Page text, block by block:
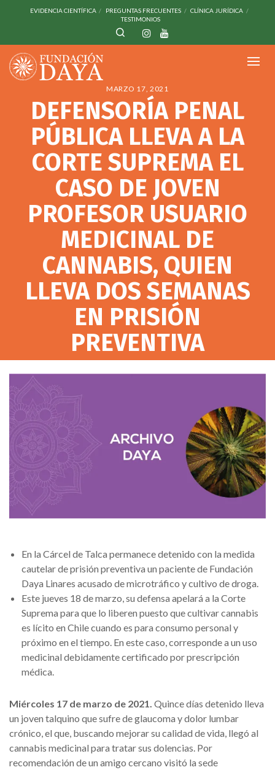
EVIDENCIA CIENTÍFICA PREGUNTAS FRECUENTES
CLÍNICA JURÍDICA
TESTIMONIOS
MARZO 17, 2021
DEFENSORÍA PENAL
PÚBLICA LLEVA A LA
CORTE SUPREMA EL
CASO DE JOVEN
PROFESOR USUARIO
MEDICINAL DE
CANNABIS, QUIEN
LLEVA DOS SEMANAS
EN PRISIÓN
PREVENTIVA
En la Cárcel de Talca permanece detenido con la medida
cautelar de prisión preventiva un paciente de Fundación
Daya Linares acusado de microtráfico y cultivo de droga.
Este jueves 18 de marzo, su defensa apelará a la Corte
Suprema para que lo liberen puesto que cultivar cannabis
es lícito en Chile cuando es para consumo personal y
próximo en el tiempo. En este caso, corresponde a un uso
medicinal debidamente certificado por prescripción
médica.
Miércoles 17 de marzo de 2021. Quince días detenido lleva
un joven talquino que sufre de glaucoma y dolor lumbar
crónico, el que, buscando mejorar su calidad de vida, llegó al
cannabis medicinal para tratar sus dolencias. Por
recomendación de un amigo cercano visitó la sede